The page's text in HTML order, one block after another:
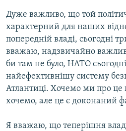
Дуже важливо, що той
характерний для наших
попередній владі, сьогодні
вважаю, надзвичайно
би там не було, НАТО
найефективнішу систему
Атлантиці. Хочемо ми про це
хочемо, але це є доконаний
Я вважаю, що теперішня